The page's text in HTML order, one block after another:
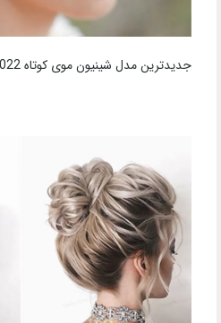
جدیدترین مدل شینیون موی کوتاه 2022 با دیزاین تاج گل صورتی زیبا